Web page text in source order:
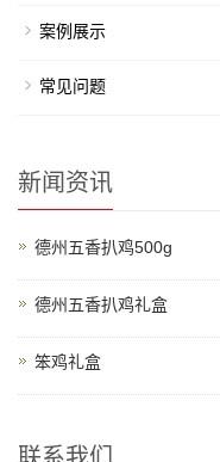
案例展示
常见问题
新闻资讯
德州五香扒鸡500g
德州五香扒鸡礼盒
笨鸡礼盒